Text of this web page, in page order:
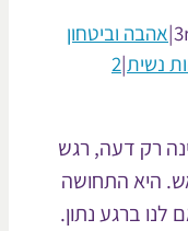
|
2
רגש
התחושה
נתון.